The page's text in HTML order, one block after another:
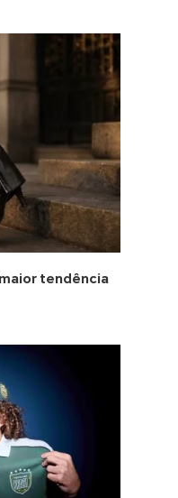
tendência